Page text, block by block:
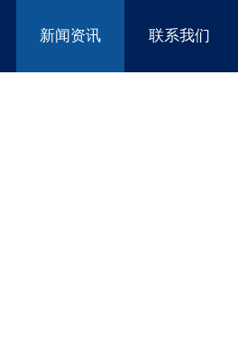
新闻资讯 联系我们